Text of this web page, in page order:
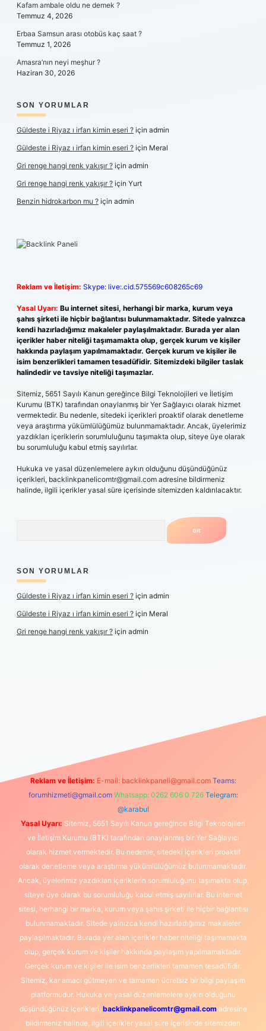
Kafam ambale oldu ne demek ?
Temmuz 4, 2026
Erbaa Samsun arası otobüs kaç saat ?
Temmuz 1, 2026
Amasra’nın neyi meşhur ?
Haziran 30, 2026
SON YORUMLAR
Güldeste i Riyaz ı irfan kimin eseri ? için admin
Güldeste i Riyaz ı irfan kimin eseri ? için Meral
Gri renge hangi renk yakışır ? için admin
Gri renge hangi renk yakışır ? için Yurt
Benzin hidrokarbon mu ? için admin
Reklam ve İletişim: Skype: live:.cid.575569c608265c69
Yasal Uyarı: Bu internet sitesi, herhangi bir marka, kurum veya
şahıs şirketi ile hiçbir bağlantısı bulunmamaktadır. Sitede yalnızca
kendi hazırladığımız makaleler paylaşılmaktadır. Burada yer alan
içerikler haber niteliği taşımamakta olup, gerçek kurum ve kişiler
hakkında paylaşım yapılmamaktadır. Gerçek kurum ve kişiler ile
isim benzerlikleri tamamen tesadüfidir. Sitemizdeki bilgiler taslak
halindedir ve tavsiye niteliği taşımazlar.
Sitemiz, 5651 Sayılı Kanun gereğince Bilgi Teknolojileri ve İletişim
Kurumu (BTK) tarafından onaylanmış bir Yer Sağlayıcı olarak hizmet
vermektedir. Bu nedenle, sitedeki içerikleri proaktif olarak denetleme
veya araştırma yükümlülüğümüz bulunmamaktadır. Ancak, üyelerimiz
yazdıkları içeriklerin sorumluluğunu taşımakta olup, siteye üye olarak
bu sorumluluğu kabul etmiş sayılırlar.
Hukuka ve yasal düzenlemelere aykırı olduğunu düşündüğünüz
içerikleri, backlinkpanelicomtr@gmail.com adresine bildirmeniz
halinde, ilgili içerikler yasal süre içerisinde sitemizden kaldırılacaktır.
SON YORUMLAR
Güldeste i Riyaz ı irfan kimin eseri ? için admin
Güldeste i Riyaz ı irfan kimin eseri ? için Meral
Gri renge hangi renk yakışır ? için admin
Reklam ve İletişim: E-mail: backlinkpaneli@gmail.com Teams:
forumhizmeti@gmail.com Whatsapp: 0262 606 0 726 Telegram:
@karabul
Yasal Uyarı: Sitemiz, 5651 Sayılı Kanun gereğince Bilgi Teknolojileri
ve İletişim Kurumu (BTK) tarafından onaylanmış bir Yer Sağlayıcı
olarak hizmet vermektedir. Bu nedenle, sitedeki içerikleri proaktif
olarak denetleme veya araştırma yükümlülüğümüz bulunmamaktadır.
Ancak, üyelerimiz yazdıkları içeriklerin sorumluluğunu taşımakta olup,
siteye üye olarak bu sorumluluğu kabul etmiş sayılırlar. Bu internet
sitesi, herhangi bir marka, kurum veya şahıs şirketi ile hiçbir bağlantısı
bulunmamaktadır. Sitede yalnızca kendi hazırladığımız makaleler
paylaşılmaktadır. Burada yer alan içerikler haber niteliği taşımamakta
olup, gerçek kurum ve kişiler hakkında paylaşım yapılmamaktadır.
Gerçek kurum ve kişiler ile isim benzerlikleri tamamen tesadüfidir.
Sitemiz, kar amacı gütmeyen ve tamamen ücretsiz bir bilgi paylaşım
platformudur. Hukuka ve yasal düzenlemelere aykırı olduğunu
düşündüğünüz içerikleri, backlinkpanelicomtr@gmail.comadresine
bildirmeniz halinde, ilgili içerikler yasal süre içerisinde sitemizden